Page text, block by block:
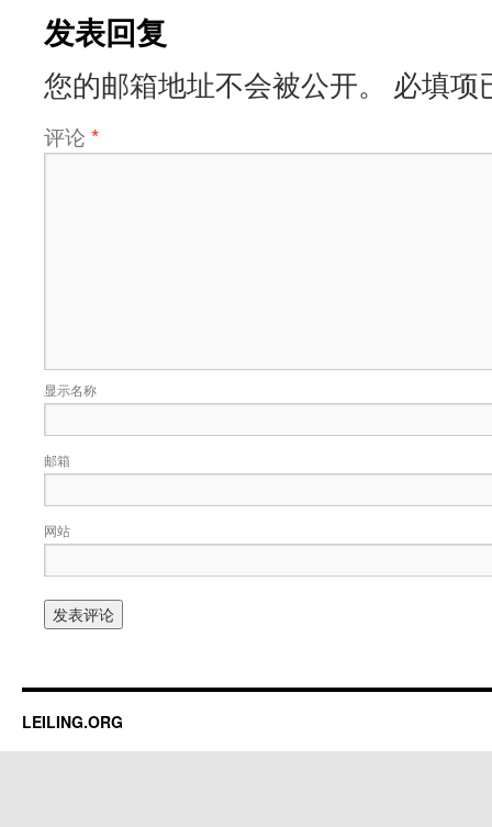
发表回复
您的邮箱地址不会被公开。 必填项
评论 *
显示名称
邮箱
网站
LEILING.ORG